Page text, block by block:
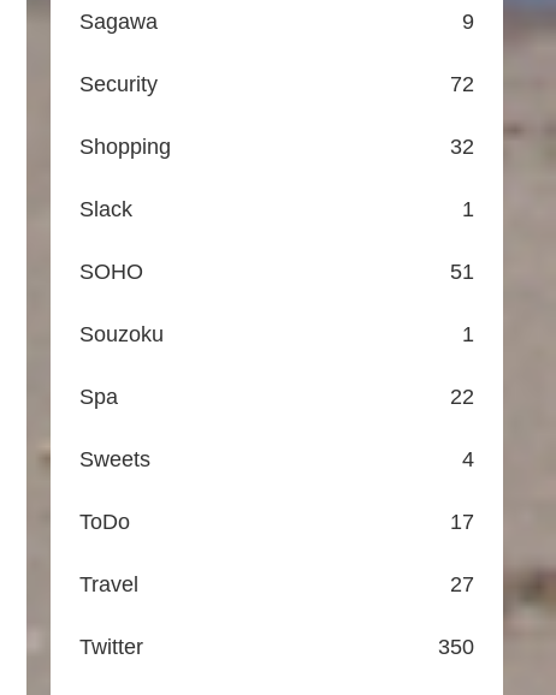
Sagawa 9
Security 72
Shopping 32
Slack 1
SOHO 51
Souzoku 1
Spa 22
Sweets 4
ToDo 17
Travel 27
Twitter 350